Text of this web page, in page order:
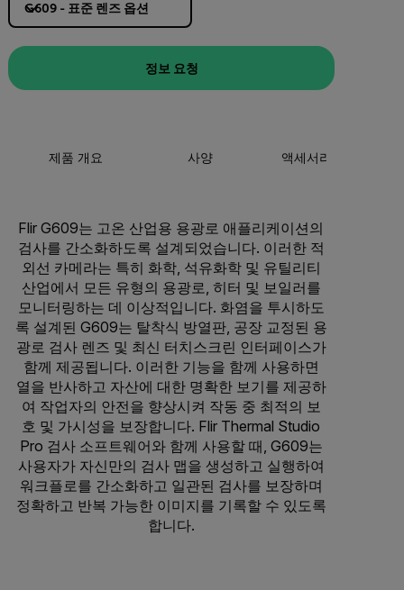
G609 - 표준 렌즈 옵션
정보 요청
제품 개요 사양 액세서리
Flir G609는 고온 산업용 용광로 애플리케이션의
검사를 간소화하도록 설계되었습니다. 이러한 적
외선 카메라는 특히 화학, 석유화학 및 유틸리티
산업에서 모든 유형의 용광로, 히터 및 보일러를
모니터링하는 데 이상적입니다. 화염을 투시하도
록 설계된 G609는 탈착식 방열판, 공장 교정된 용
광로 검사 렌즈 및 최신 터치스크린 인터페이스가
함께 제공됩니다. 이러한 기능을 함께 사용하면
열을 반사하고 자산에 대한 명확한 보기를 제공하
여 작업자의 안전을 향상시켜 작동 중 최적의 보
호 및 가시성을 보장합니다. Flir Thermal Studio
Pro 검사 소프트웨어와 함께 사용할 때, G609는
사용자가 자신만의 검사 맵을 생성하고 실행하여
워크플로를 간소화하고 일관된 검사를 보장하며
정확하고 반복 가능한 이미지를 기록할 수 있도록
합니다.